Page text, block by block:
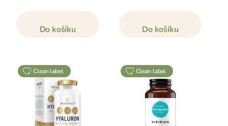
Do košíku Do košíku
clean label clean label